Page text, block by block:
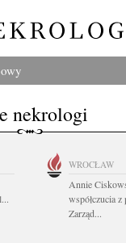
nekrologi
WROCŁAW
Annie
współczucia
Zarząd...